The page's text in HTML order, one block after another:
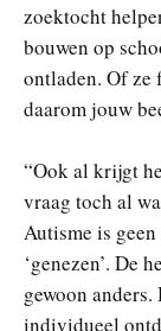
zoektocht
bouwen op
ontladen. Of ze
daarom jouw
“Ook al krijgt
vraag toch al
Autisme is
‘genezen’. De
gewoon
individueel